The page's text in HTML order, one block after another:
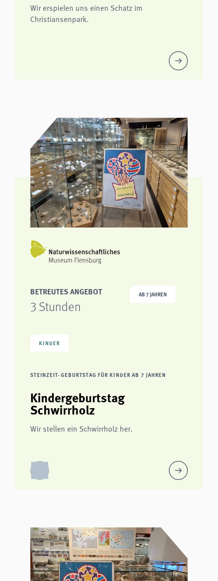
Wir erspielen uns einen Schatz im
Christiansenpark.
BETREUTES ANGEBOT
3 Stunden
AB 7 JAHREN
KINDER
STEINZEIT-GEBURTSTAG FÜR KINDER AB 7 JAHREN
Kindergeburtstag
Schwirrholz
Wir stellen ein Schwirrholz her.